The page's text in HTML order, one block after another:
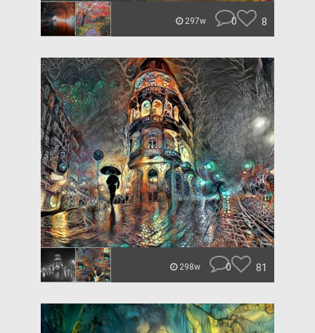
297w 0 8
298w 0 81